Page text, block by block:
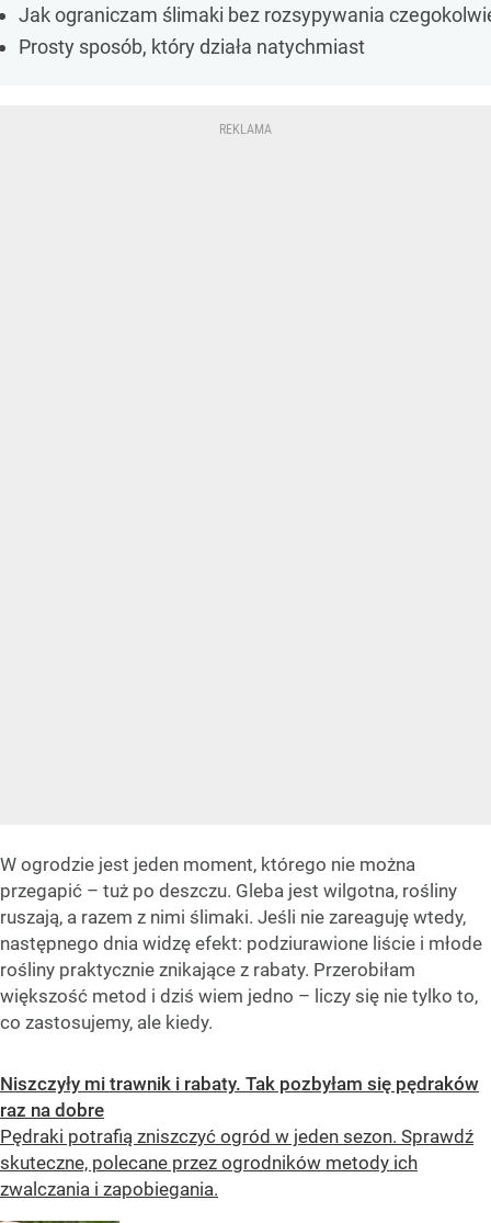
Jak ograniczam ślimaki bez rozsypywania
Prosty sposób, który działa natychmiast
W ogrodzie jest jeden moment, którego nie można
przegapić – tuż po deszczu. Gleba jest wilgotna, rośliny
ruszają, a razem z nimi ślimaki. Jeśli nie zareaguję wtedy,
następnego dnia widzę efekt: podziurawione liście i młode
rośliny praktycznie znikające z rabaty. Przerobiłam
większość metod i dziś wiem jedno – liczy się nie tylko to,
co zastosujemy, ale kiedy.
Niszczyły mi trawnik i rabaty. Tak pozbyłam się pędraków
raz na dobre
Pędraki potrafią zniszczyć ogród w jeden sezon. Sprawdź
skuteczne, polecane przez ogrodników metody ich
zwalczania i zapobiegania.